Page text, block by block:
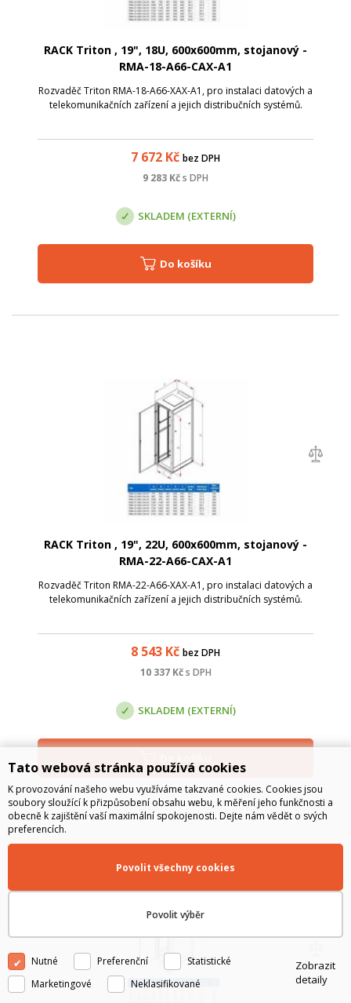
RACK Triton , 19", 18U, 600x600mm, stojanový -
RMA-18-A66-CAX-A1
Rozvaděč Triton RMA-18-A66-XAX-A1, pro instalaci datových a
telekomunikačních zařízení a jejich distribučních systémů.
7 672 Kč bez DPH
9 283 Kčs DPH
SKLADEM (EXTERNÍ)
Do košíku
RACK Triton , 19", 22U, 600x600mm, stojanový -
RMA-22-A66-CAX-A1
Rozvaděč Triton RMA-22-A66-XAX-A1, pro instalaci datových a
telekomunikačních zařízení a jejich distribučních systémů.
8 543 Kč bez DPH
10 337Kč s DPH
SKLADEM (EXTERNÍ)
Tato webová stránka používá cookies
K provozování našeho webu využíváme takzvané cookies. Cookies jsou
soubory sloužící k přizpůsobení obsahu webu, k měření jeho funkčnosti a
obecně k zajištění vaší maximální spokojenosti. Dejte nám vědět o svých
preferencích.
Povolit výběr
Povolit všechny cookies
Nutné Preferenční
Statistické
Marketingové
Neklasifikované
Zobrazit
detaily